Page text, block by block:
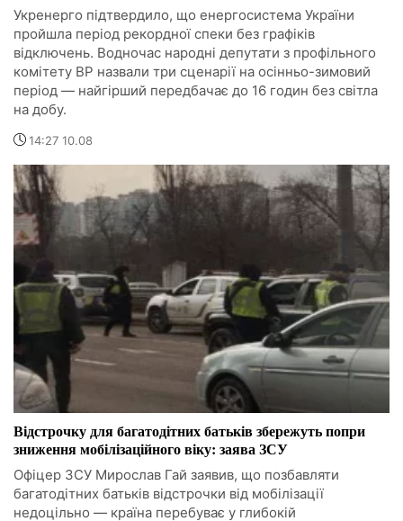
Укренерго підтвердило, що енергосистема України
пройшла період рекордної спеки без графіків
відключень. Водночас народні депутати з профільного
комітету ВР назвали три сценарії на осінньо-зимовий
період — найгірший передбачає до 16 годин без світла
на добу.
14:27 10.08
Відстрочку для багатодітних батьків збережуть попри
зниження мобілізаційного віку: заява ЗСУ
Офіцер ЗСУ Мирослав Гай заявив, що позбавляти
багатодітних батьків відстрочки від мобілізації
недоцільно — країна перебуває у глибокій